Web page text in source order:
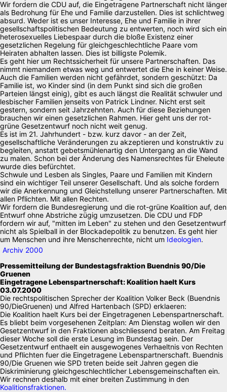
Wir fordern die CDU auf, die Eingetragene Partnerschaft nicht länger
als Bedrohung für Ehe und Familie darzustellen. Dies ist schlichtweg
absurd. Weder ist es unser Interesse, Ehe und Familie in ihrer
gesellschaftspolitischen Bedeutung zu entwerten, noch wird sich ein
heterosexuelles Liebespaar durch die bloße Existenz einer
gesetzlichen Regelung für gleichgeschlechtliche Paare vom
Heiraten abhalten lassen. Dies ist billigste Polemik.
Es geht hier um Rechtssicherheit für unsere Partnerschaften. Das
nimmt niemandem etwas weg und entwertet die Ehe in keiner Weise.
Auch die Familien werden nicht gefährdet, sondern geschützt: Da
Familie ist, wo Kinder sind (in dem Punkt sind sich die großen
Parteien längst einig), gibt es auch längst die Realität schwuler und
lesbischer Familien jenseits von Patrick Lindner. Nicht erst seit
gestern, sondern seit Jahrzehnten. Auch für diese Beziehungen
brauchen wir einen gesetzlichen Rahmen. Hier geht uns der rot-
grüne Gesetzentwurf noch nicht weit genug.
Es ist im 21. Jahrhundert - bzw. kurz davor - an der Zeit,
gesellschaftliche Veränderungen zu akzeptieren und konstruktiv zu
begleiten, anstatt gebetsmühlenartig den Untergang an die Wand
zu malen. Schon bei der Änderung des Namensrechtes für Eheleute
wurde dies befürchtet.
Schwule und Lesben als Singles, Paare und Familien mit Kindern
sind ein wichtiger Teil unserer Gesellschaft. Und als solche fordern
wir die Anerkennung und Gleichstellung unserer Partnerschaften. Mit
allen Pflichten. Mit allen Rechten.
Wir fordern die Bundesregierung und die rot-grüne Koalition auf, den
Entwurf ohne Abstriche zügig umzusetzen. Die CDU und FDP
fordern wir auf, "mitten im Leben" zu stehen und den Gesetzentwurf
nicht als Spielball in der Blockadepolitik zu benutzen. Es geht hier
um Menschen und ihre Menschenrechte, nicht um Ideologien.
Archiv 2000
Pressemitteilung der Bundestagsfraktion Buendnis 90/Die
Gruenen
Eingetragene Lebenspartnerschaft: Koalition haelt Kurs
03.07.2000
Die rechtspolitischen Sprecher der Koalition Volker Beck (Buendnis
90/DieGruenen) und Alfred Hartenbach (SPD) erklaeren:
Die Koalition haelt Kurs bei der Eingetragenen Lebenspartnerschaft.
Es bliebt beim vorgesehenen Zeitplan: Am Dienstag wollen wir den
Gesetzentwurf in den Fraktionen abschliessend beraten. Am Freitag
dieser Woche soll die erste Lesung im Bundestag sein. Der
Gesetzentwurf enthaelt ein ausgewogenes Verhaeltnis von Rechten
und Pflichten fuer die Eingetragene Lebenspartnerschaft. Buendnis
90/Die Gruenen wie SPD treten beide seit Jahren gegen die
Diskriminierung gleichgeschlechtlicher Lebensgemeinschaften ein.
Wir rechnen deshalb mit einer breiten Zustimmung in den
Koalitionsfraktionen.